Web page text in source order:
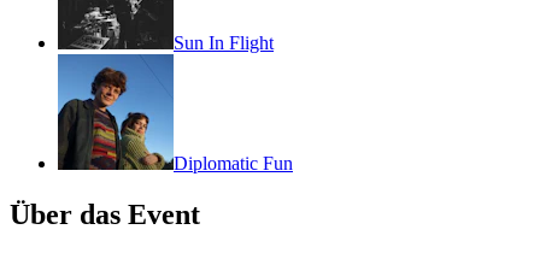
Sun In Flight
Diplomatic Fun
Über das Event